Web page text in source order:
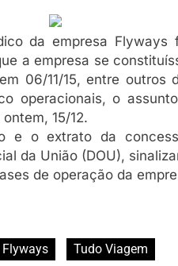
da empresa
a empresa se
06/11/15, entre outros
operacionais, o
15/12.
e o extrato da
da União (DOU),
de operação da
Flyways Tudo Viagem